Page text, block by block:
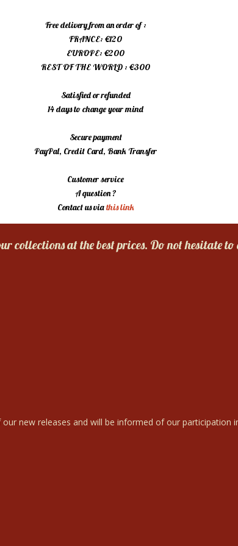
Free delivery from an order of :
FRANCE: €120
EUROPE: €200
REST OF THE WORLD : €300
Satisfied or refunded
14 days to change your mind
Secure payment
PayPal, Credit Card, Bank Transfer
Customer service
A question ?
Contact us viathis link
collections at the best prices. Do not hesitate
new releases and will be informed of our participation